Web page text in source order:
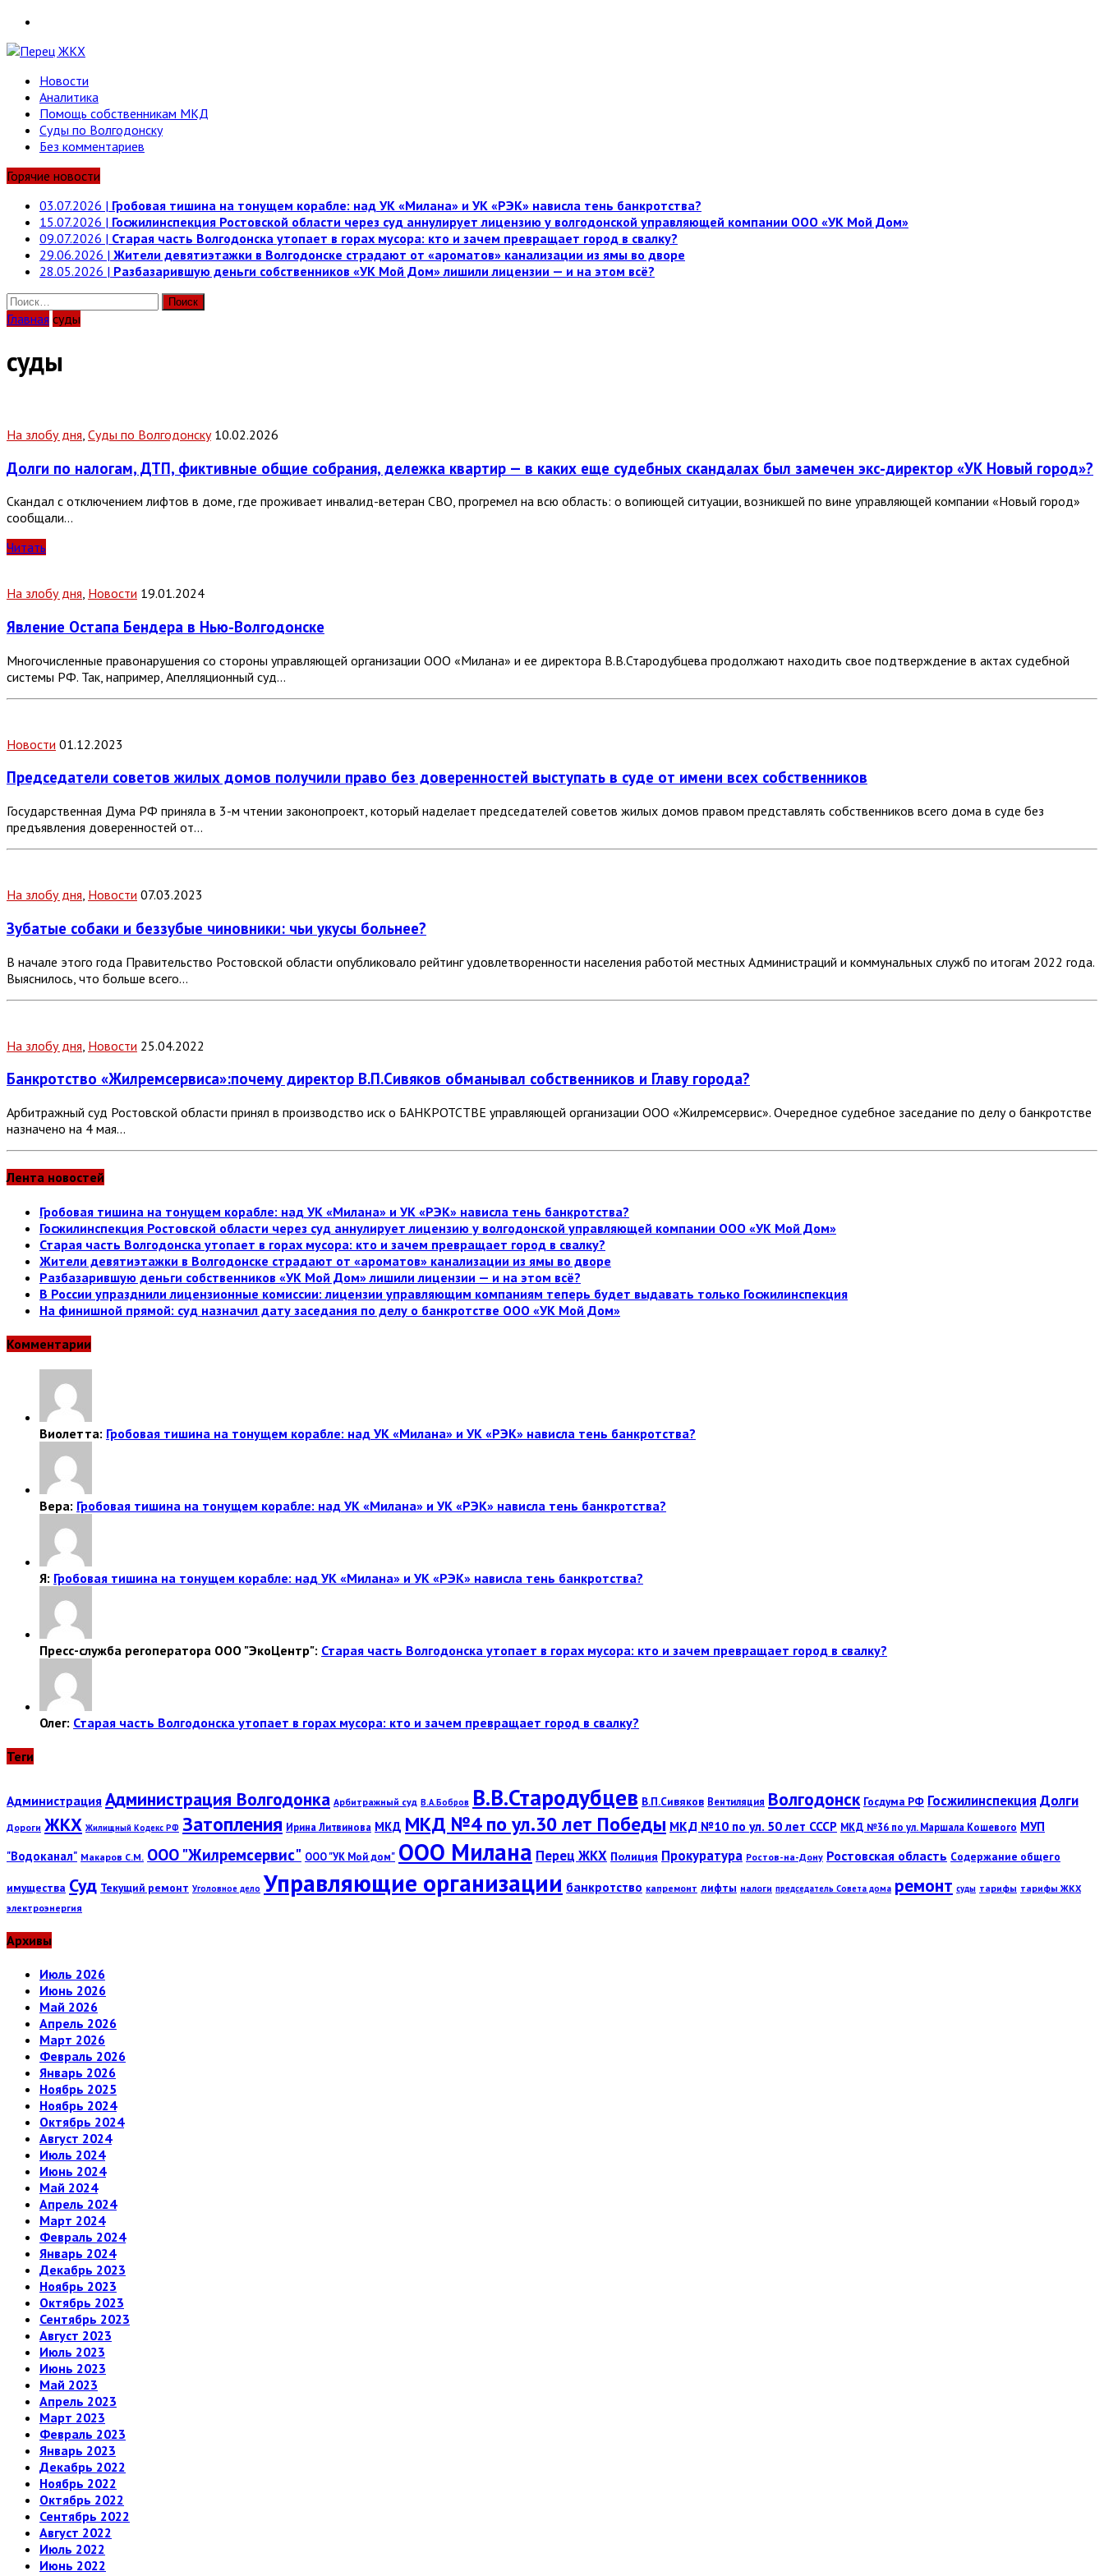
Новости
Аналитика
Помощь собственникам МКД
Суды по Волгодонску
Без комментариев
Горячие новости
03.07.2026 | Гробовая тишина на тонущем корабле: над УК «Милана» и УК «РЭК» нависла тень банкротства?
15.07.2026 | Госжилинспекция Ростовской области через суд аннулирует лицензию у волгодонской управляющей компании ООО «УК Мой Дом»
09.07.2026 | Старая часть Волгодонска утопает в горах мусора: кто и зачем превращает город в свалку?
29.06.2026 | Жители девятиэтажки в Волгодонске страдают от «ароматов» канализации из ямы во дворе
28.05.2026 | Разбазарившую деньги собственников «УК Мой Дом» лишили лицензии — и на этом всё?
Найти:
Главная суды
суды
На злобу дня Суды по Волгодонску 10.02.2026
Долги по налогам, ДТП, фиктивные общие собрания, дележка квартир — в каких еще судебных скандалах был замечен экс-директор «УК Новый город»?
Скандал с отключением лифтов в доме, где проживает инвалид-ветеран СВО, прогремел на всю область: о вопиющей ситуации, возникшей по вине управляющей компании «Новый город»
сообщали…
Читать
На злобу дня, Новости 19.01.2024
Явление Остапа Бендера в Нью-Волгодонске
Многочисленные правонарушения со стороны управляющей организации ООО «Милана» и ее директора В.В.Стародубцева продолжают находить свое подтверждение в актах судебной
системы РФ. Так, например, Апелляционный суд…
Новости 01.12.2023
Председатели советов жилых домов получили право без доверенностей выступать в суде от имени всех собственников
Государственная Дума РФ приняла в 3-м чтении законопроект, который наделает председателей советов жилых домов правом представлять собственников всего дома в суде без
предъявления доверенностей от…
На злобу дня, Новости 07.03.2023
Зубатые собаки и беззубые чиновники: чьи укусы больнее?
В начале этого года Правительство Ростовской области опубликовало рейтинг удовлетворенности населения работой местных Администраций и коммунальных служб по итогам 2022 года.
Выяснилось, что больше всего…
На злобу дня Новости 25.04.2022
Банкротство «Жилремсервиса»:почему директор В.П.Сивяков обманывал собственников и Главу города?
Арбитражный суд Ростовской области принял в производство иск о БАНКРОТСТВЕ управляющей организации ООО «Жилремсервис». Очередное судебное заседание по делу о банкротстве
назначено на 4 мая…
Лента новостей
Гробовая тишина на тонущем корабле: над УК «Милана» и УК «РЭК» нависла тень банкротства?
Госжилинспекция Ростовской области через суд аннулирует лицензию у волгодонской управляющей компании ООО «УК Мой Дом»
Старая часть Волгодонска утопает в горах мусора: кто и зачем превращает город в свалку?
Жители девятиэтажки в Волгодонске страдают от «ароматов» канализации из ямы во дворе
Разбазарившую деньги собственников «УК Мой Дом» лишили лицензии — и на этом всё?
В России упразднили лицензионные комиссии: лицензии управляющим компаниям теперь будет выдавать только Госжилинспекция
На финишной прямой: суд назначил дату заседания по делу о банкротстве ООО «УК Мой Дом»
Комментарии
Виолетта: Гробовая тишина на тонущем корабле: над УК «Милана» и УК «РЭК» нависла тень банкротства?
Вера: Гробовая тишина на тонущем корабле: над УК «Милана» и УК «РЭК» нависла тень банкротства?
Я: Гробовая тишина на тонущем корабле: над УК «Милана» и УК «РЭК» нависла тень банкротства?
Пресс-служба регоператора ООО "ЭкоЦентр": Старая часть Волгодонска утопает в горах мусора: кто и зачем превращает город в свалку?
Олег: Старая часть Волгодонска утопает в горах мусора: кто и зачем превращает город в свалку?
Теги
Администрация Администрация Волгодонка Арбитражный суд В.А.Бобров В.В.Стародубцев В.П.Сивяков Вентиляция Волгодонск Госдума РФ Госжилинспекция Долги
Дороги ЖКХ Жилищный Кодекс РФ Затопления Ирина Литвинова МКД МКД №4 по ул.30 лет Победы МКД №10 по ул. 50 лет СССР МКД №36 по ул. Маршала Кошевого МУП
"Водоканал" Макаров С.М. ООО "Жилремсервис" ООО "УК Мой дом" ООО Милана Перец ЖКХ Полиция Прокуратура Ростов-на-Дону Ростовская область Содержание общего
имущества Суд Текущий ремонт Уголовное дело Управляющие организации банкротство капремонт лифты налоги председатель Совета дома ремонт суды тарифы тарифы ЖКХ
электроэнергия
Архивы
Июль 2026
Июнь 2026
Май 2026
Апрель 2026
Март 2026
Февраль 2026
Январь 2026
Ноябрь 2025
Ноябрь 2024
Октябрь 2024
Август 2024
Июль 2024
Июнь 2024
Май 2024
Апрель 2024
Март 2024
Февраль 2024
Январь 2024
Декабрь 2023
Ноябрь 2023
Октябрь 2023
Сентябрь 2023
Август 2023
Июль 2023
Июнь 2023
Май 2023
Апрель 2023
Март 2023
Февраль 2023
Январь 2023
Декабрь 2022
Ноябрь 2022
Октябрь 2022
Сентябрь 2022
Август 2022
Июль 2022
Июнь 2022